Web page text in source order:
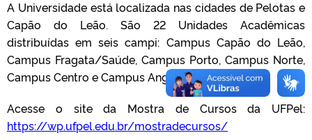
A Universidade está localizada nas cidades de Pelotas e
Capão do Leão. São 22 Unidades Acadêmicas
distribuídas em seis campi: Campus Capão do Leão,
Campus Fragata/Saúde, Campus Porto, Campus Norte,
Campus Centro e Campus Anglo.
Acesse o site da Mostra de Cursos da UFPel:
https://wp.ufpel.edu.br/mostradecursos/